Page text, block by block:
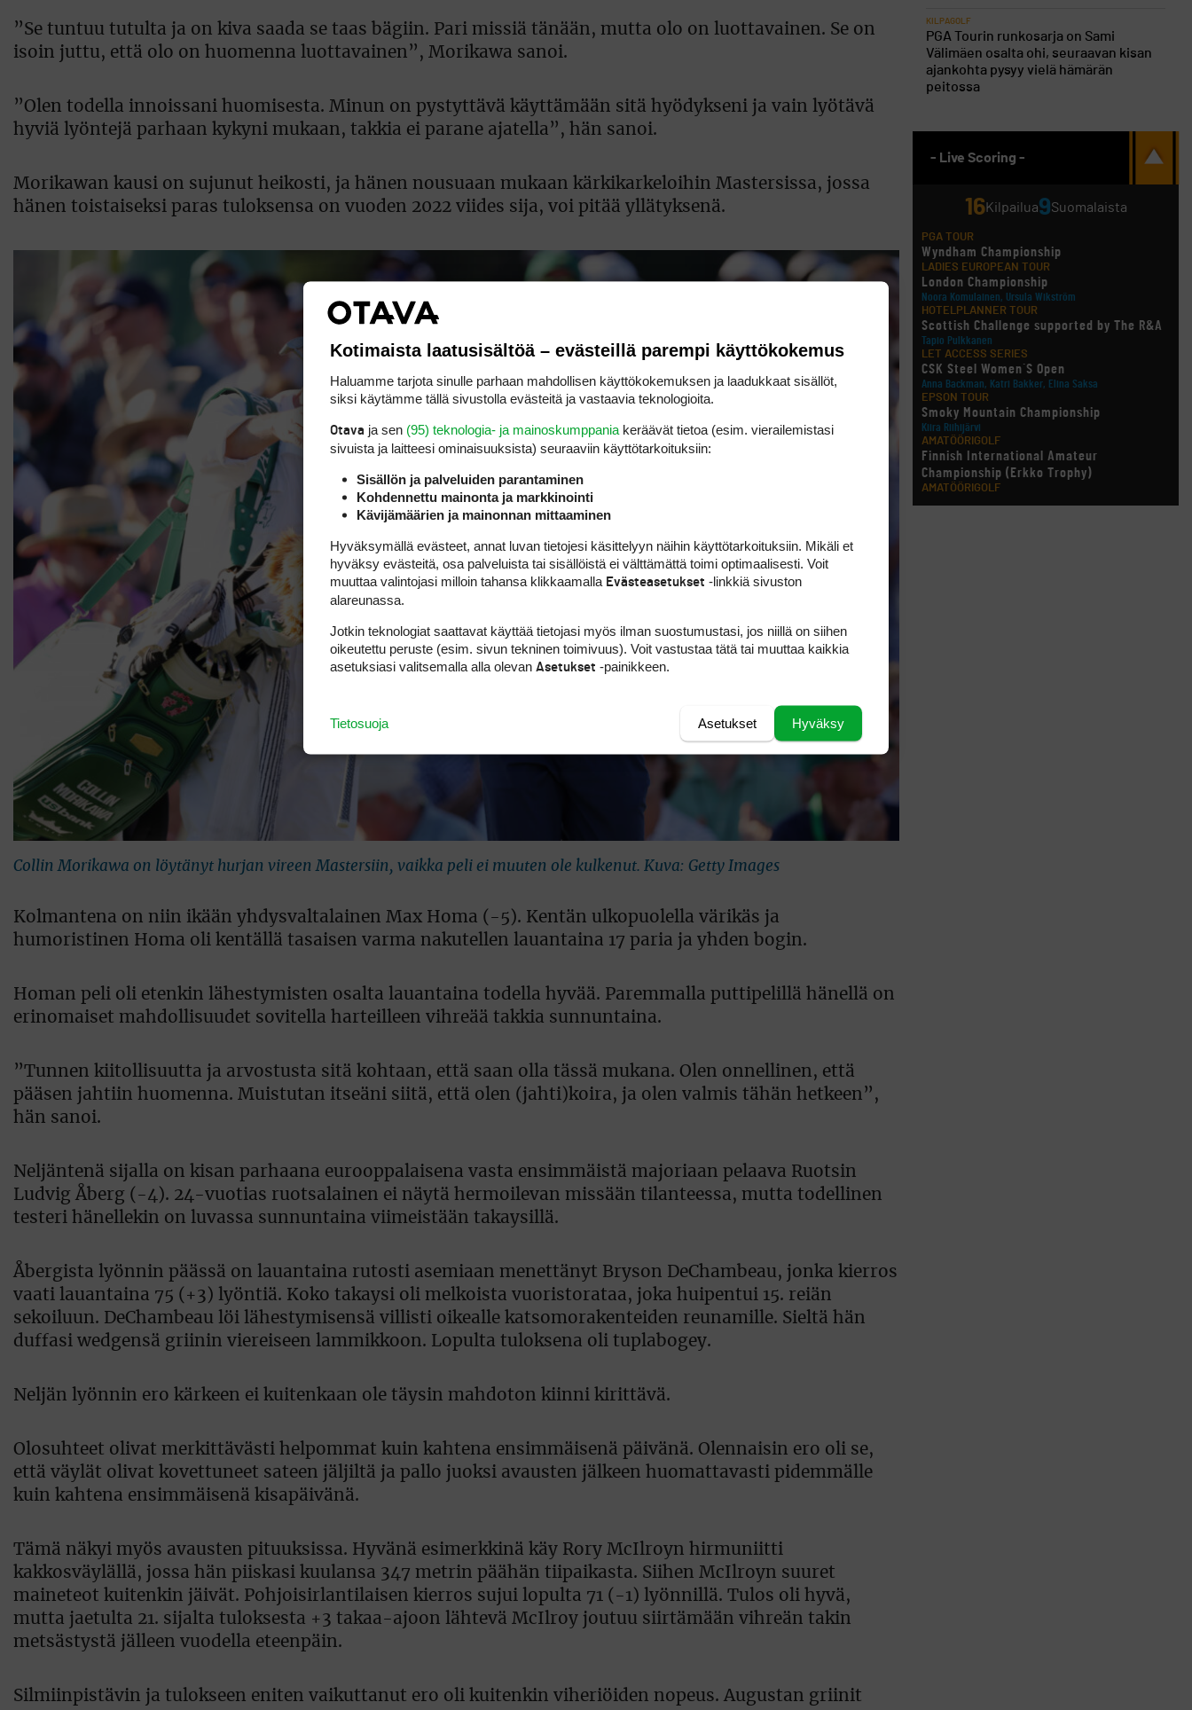
”Se tuntuu tutulta ja on kiva saada se taas bägiin. Pari missiä tänään, mutta olo on luottavainen. Se on
isoin juttu, että olo on huomenna luottavainen”, Morikawa sanoi.
”Olen todella innoissani huomisesta. Minun on pystyttävä käyttämään sitä hyödykseni ja vain lyötävä
hyviä lyöntejä parhaan kykyni mukaan, takkia ei parane ajatella”, hän sanoi.
Morikawan kausi on sujunut heikosti, ja hänen nousuaan mukaan kärkikarkeloihin Mastersissa, jossa
hänen toistaiseksi paras tuloksensa on vuoden 2022 viides sija, voi pitää yllätyksenä.
Collin Morikawa on löytänyt hurjan vireen Mastersiin, vaikka peli ei muuten ole kulkenut. Kuva: Getty Images
Kolmantena on niin ikään yhdysvaltalainen Max Homa (-5). Kentän ulkopuolella värikäs ja
humoristinen Homa oli kentällä tasaisen varma nakutellen lauantaina 17 paria ja yhden bogin.
Homan peli oli etenkin lähestymisten osalta lauantaina todella hyvää. Paremmalla puttipelillä hänellä on
erinomaiset mahdollisuudet sovitella harteilleen vihreää takkia sunnuntaina.
”Tunnen kiitollisuutta ja arvostusta sitä kohtaan, että saan olla tässä mukana. Olen onnellinen, että
pääsen jahtiin huomenna. Muistutan itseäni siitä, että olen (jahti)koira, ja olen valmis tähän hetkeen”,
hän sanoi.
Neljäntenä sijalla on kisan parhaana eurooppalaisena vasta ensimmäistä majoriaan pelaava Ruotsin
Ludvig Åberg (-4). 24-vuotias ruotsalainen ei näytä hermoilevan missään tilanteessa, mutta todellinen
testeri hänellekin on luvassa sunnuntaina viimeistään takaysillä.
Åbergista lyönnin päässä on lauantaina rutosti asemiaan menettänyt Bryson DeChambeau, jonka kierros
vaati lauantaina 75 (+3) lyöntiä. Koko takaysi oli melkoista vuoristorataa, joka huipentui 15. reiän
sekoiluun. DeChambeau löi lähestymisensä villisti oikealle katsomorakenteiden reunamille. Sieltä hän
duffasi wedgensä griinin viereiseen lammikkoon. Lopulta tuloksena oli tuplabogey.
Neljän lyönnin ero kärkeen ei kuitenkaan ole täysin mahdoton kiinni kirittävä.
Olosuhteet olivat merkittävästi helpommat kuin kahtena ensimmäisenä päivänä. Olennaisin ero oli se,
että väylät olivat kovettuneet sateen jäljiltä ja pallo juoksi avausten jälkeen huomattavasti pidemmälle
kuin kahtena ensimmäisenä kisapäivänä.
Tämä näkyi myös avausten pituuksissa. Hyvänä esimerkkinä käy Rory McIlroyn hirmuniitti
kakkosväylällä, jossa hän piiskasi kuulansa 347 metrin päähän tiipaikasta. Siihen McIlroyn suuret
maineteot kuitenkin jäivät. Pohjoisirlantilaisen kierros sujui lopulta 71 (-1) lyönnillä. Tulos oli hyvä,
mutta jaetulta 21. sijalta tuloksesta +3 takaa-ajoon lähtevä McIlroy joutuu siirtämään vihreän takin
metsästystä jälleen vuodella eteenpäin.
Silmiinpistävin ja tulokseen eniten vaikuttanut ero oli kuitenkin viheriöiden nopeus. Augustan griinit
KILPAGOLF
PGA Tourin runkosarja on Sami
Välimäen osalta ohi, seuraavan kisan
ajankohta pysyy vielä hämärän
peitossa
- Live Scoring -
16Kilpailua9Suomalaista
PGA TOUR
Wyndham Championship
LADIES EUROPEAN TOUR
London Championship
Noora Komulainen, Ursula Wikström
HOTELPLANNER TOUR
Scottish Challenge supported by The R&A
Tapio Pulkkanen
LET ACCESS SERIES
CSK Steel Women´S Open
Anna Backman, Katri Bakker, Elina Saksa
EPSON TOUR
Smoky Mountain Championship
Kiira Riihijärvi
AMATÖÖRIGOLF
Finnish International Amateur
Championship (Erkko Trophy)
AMATÖÖRIGOLF
Finnish International Ladies' Amateur
Kotimaista laatusisältöä – evästeillä parempi käyttökokemus
Haluamme tarjota sinulle parhaan mahdollisen käyttökokemuksen ja laadukkaat sisällöt,
siksi käytämme tällä sivustolla evästeitä ja vastaavia teknologioita.
Otava ja sen (95) teknologia- ja mainoskumppania keräävät tietoa (esim. vierailemis­tasi
sivuista ja laitteesi ominaisuuk­sista) seuraaviin käyttötarkoituksiin:
Sisällön ja palveluiden parantaminen
Kohdennettu mainonta ja markkinointi
Kävijämäärien ja mainonnan mittaaminen
Hyväksymällä evästeet, annat luvan tietojesi käsittelyyn näihin käyttötarkoituksiin. Mikäli et
hyväksy evästeitä, osa palveluista tai sisällöistä ei välttämättä toimi optimaalisesti. Voit
muuttaa valintojasi milloin tahansa klikkaamalla Evästeasetukset -linkkiä sivuston
alareunassa.
Jotkin teknologiat saattavat käyttää tietojasi myös ilman suostumustasi, jos niillä on siihen
oikeutettu peruste (esim. sivun tekninen toimivuus). Voit vastustaa tätä tai muuttaa kaikkia
asetuksiasi valitsemalla alla olevan Asetukset -painikkeen.
Hyväksy
Asetukset
Tietosuoja